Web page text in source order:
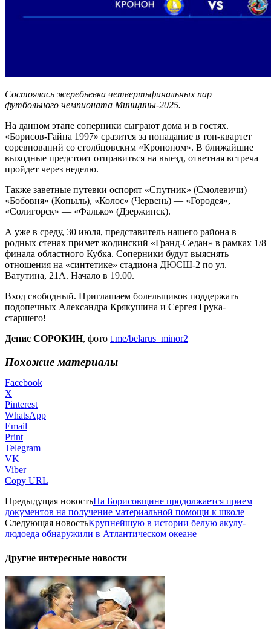
Состоялась жеребьевка четвертьфинальных пар
футбольного чемпионата Минщины-2025.
На данном этапе соперники сыграют дома и в гостях.
«Борисов-Гайна 1997» сразится за попадание в топ-квартет
соревнований со столбцовским «Крононом». В ближайшие
выходные предстоит отправиться на выезд, ответная встреча
пройдет через неделю.
Также заветные путевки оспорят «Спутник» (Смолевичи) —
«Бобовня» (Копыль), «Колос» (Червень) — «Городея»,
«Солигорск» — «Фалько» (Дзержинск).
А уже в среду, 30 июля, представитель нашего района в
родных стенах примет жодинский «Гранд-Седан» в рамках 1/8
финала областного Кубка. Соперники будут выяснять
отношения на «синтетике» стадиона ДЮСШ-2 по ул.
Ватутина, 21А. Начало в 19.00.
Вход свободный. Приглашаем болельщиков поддержать
подопечных Александра Крякушина и Сергея Грука-
старшего!
Денис СОРОКИН, фото t.me/belarus_minor2
Похожие материалы
Facebook
X
Pinterest
WhatsApp
Email
Print
Telegram
VK
Viber
Copy URL
Предыдущая новостьНа Борисовщине продолжается прием
документов на получение материальной помощи к школе
Следующая новостьКрупнейшую в истории белую акулу-
людоеда обнаружили в Атлантическом океане
Другие интересные новости